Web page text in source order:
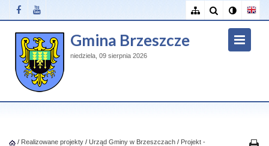
Gmina Brzeszcze
niedziela, 09 sierpnia 2026
/ Realizowane projekty / Urząd Gminy w Brzeszczach / Projekt -